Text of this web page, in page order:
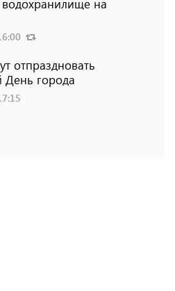
на
отпраздновать
День города